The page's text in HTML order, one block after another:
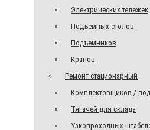
Электрических тележек
Подъемных столов
Подъемников
Кранов
Ремонт стационарный
Комплектовщиков /
Тягачей для склада
Узкопроходных